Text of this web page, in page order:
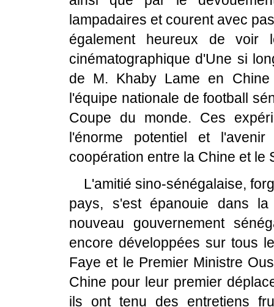
lampadaires et courent avec
également heureux de voir
cinématographique d'Une si
de M. Khaby Lame en
l'équipe nationale de football
Coupe du monde. Ces
l'énorme potentiel et
coopération entre la Chine et le
L'amitié sino-sénégalaise,
pays, s'est épanouie dans
nouveau gouvernement
encore développées sur tous
Faye et le Premier Ministre
Chine pour leur premier
ils ont tenu des entretiens